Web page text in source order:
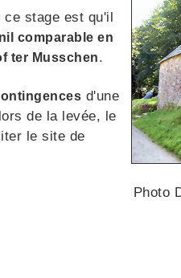
ce stage est qu'il
comparable en
ter Musschen.
d'une
de la levée, le
le site de
Photo